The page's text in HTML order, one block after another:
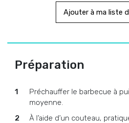
Ajouter à ma liste
Préparation
Préchauffer le barbecue à
moyenne.
À l’aide d’un couteau,